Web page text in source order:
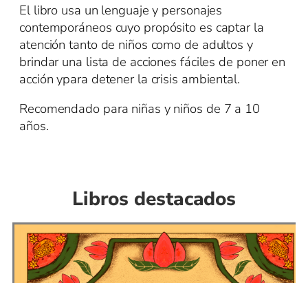
El libro usa un lenguaje y personajes
contemporáneos cuyo propósito es captar la
atención tanto de niños como de adultos y
brindar una lista de acciones fáciles de poner en
acción ypara detener la crisis ambiental.
Recomendado para niñas y niños de 7 a 10
años.
Libros destacados